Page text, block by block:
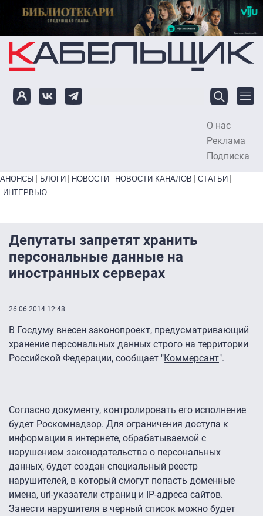
Перейти к основному содержанию
О нас
Реклама
Подписка
Primary links bottom
АНОНСЫ БЛОГИ НОВОСТИ НОВОСТИ КАНАЛОВ
СТАТЬИ
ИНТЕРВЬЮ
Депутаты запретят хранить
персональные данные на
иностранных серверах
26.06.2014 12:48
В Госдуму внесен законопроект, предусматривающий
хранение персональных данных строго на территории
Российской Федерации, сообщает "Коммерсант".
Согласно документу, контролировать его исполнение
будет Роскомнадзор. Для ограничения доступа к
информации в интернете, обрабатываемой с
нарушением законодательства о персональных
данных, будет создан специальный реестр
нарушителей, в который смогут попасть доменные
имена, url-указатели страниц и IP-адреса сайтов.
Занести нарушителя в черный список можно будет